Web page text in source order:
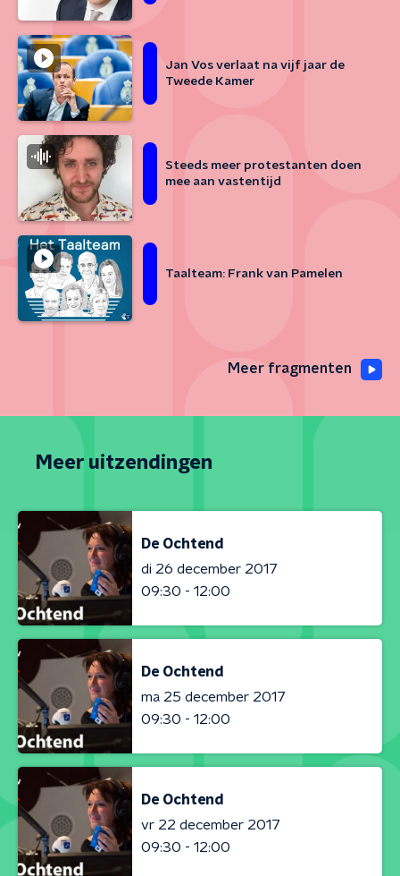
Jan Vos verlaat na vijf jaar de
Tweede Kamer
Steeds meer protestanten doen
mee aan vastentijd
Taalteam: Frank van Pamelen
Meer fragmenten
Meer uitzendingen
De Ochtend
di 26 december 2017
09:30 - 12:00
De Ochtend
ma 25 december 2017
09:30 - 12:00
De Ochtend
vr 22 december 2017
09:30 - 12:00